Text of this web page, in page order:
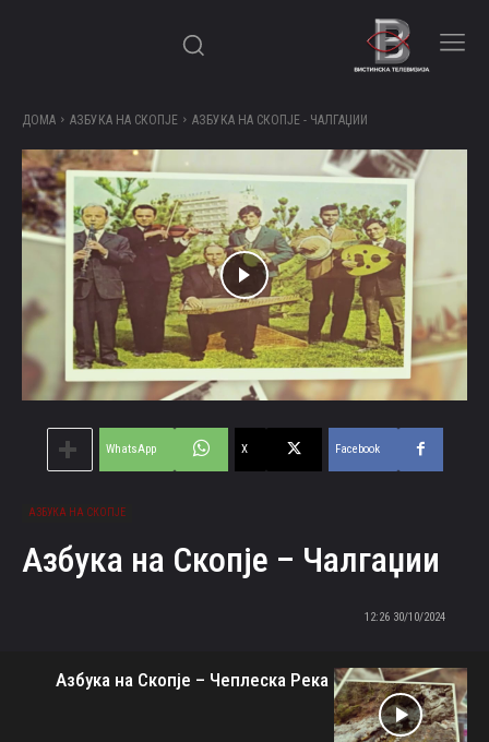
ДОМА АЗБУКА НА СКОПЈЕ АЗБУКА НА СКОПЈЕ - ЧАЛГАЏИИ
Facebook
X
WhatsApp
АЗБУКА НА СКОПЈЕ
Азбука на Скопје – Чалгаџии
30/10/2024 12:26
Азбука на Скопје – Чеплеска Река